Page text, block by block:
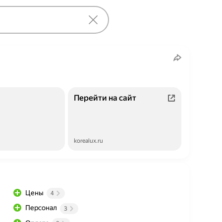
Перейти на сайт
korealux.ru
Цены 4
Персонал 3